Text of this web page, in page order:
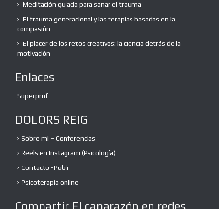
Meditación guiada para sanar el trauma
El trauma generacional y las terapias basadas en la
compasión
El placer de los retos creativos: la ciencia detrás de la
motivación
Enlaces
Superprof
DOLORS REIG
Sobre mi – Conferencias
Reels en Instagram (Psicología)
Contacto -Publi
Psicoterapia online
Compartir El caparazón en redes